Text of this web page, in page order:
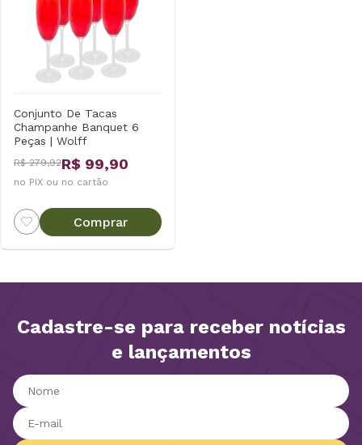
Conjunto De Tacas
Champanhe Banquet 6
Peças | Wolff
R$ 279,92R$ 99,90
no PIX ou no cartão
Comprar
Cadastre-se para receber notícias
e lançamentos